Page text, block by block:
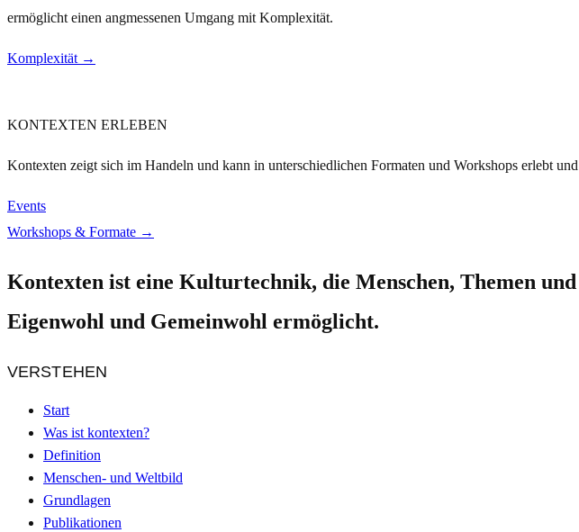
ermöglicht einen angmessenen Umgang mit Komplexität.
Komplexität →
KONTEXTEN ERLEBEN
Kontexten zeigt sich im Handeln und kann in unterschiedlichen Formaten und Workshops erlebt
Events
Workshops & Formate →
Kontexten ist eine Kulturtechnik, die Menschen, Themen
Eigenwohl und Gemeinwohl ermöglicht.
VERSTEHEN
Start
Was ist kontexten?
Definition
Menschen- und Weltbild
Grundlagen
Publikationen